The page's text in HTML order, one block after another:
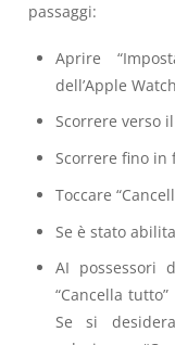
passaggi:
Aprire
dell’Apple
Scorrere verso
Scorrere fino in
Toccare
Se è stato
AI possessori
“Cancella
Se si